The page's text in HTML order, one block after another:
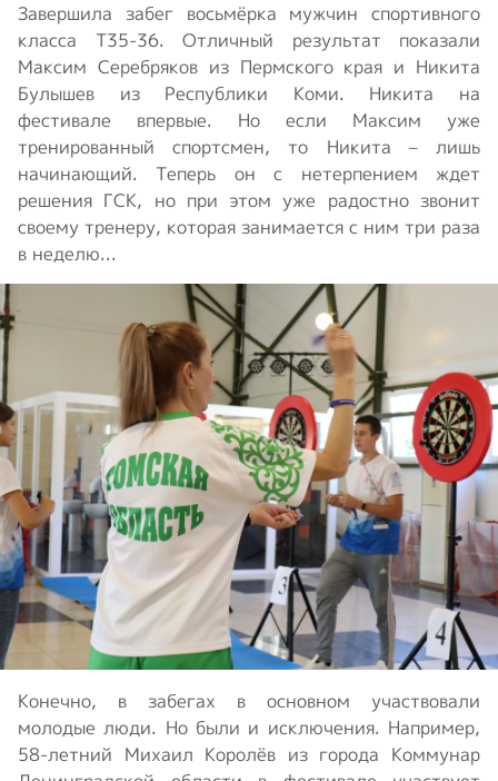
Завершила забег восьмёрка мужчин спортивного
класса T35-36. Отличный результат показали
Максим Серебряков из Пермского края и Никита
Булышев из Республики Коми. Никита на
фестивале впервые. Но если Максим уже
тренированный спортсмен, то Никита – лишь
начинающий. Теперь он с нетерпением ждет
решения ГСК, но при этом уже радостно звонит
своему тренеру, которая занимается с ним три раза
в неделю...
Конечно, в забегах в основном участвовали
молодые люди. Но были и исключения. Например,
58-летний Михаил Королёв из города Коммунар